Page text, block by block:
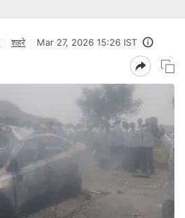
शहरे Mar 27, 2026 15:26 IST